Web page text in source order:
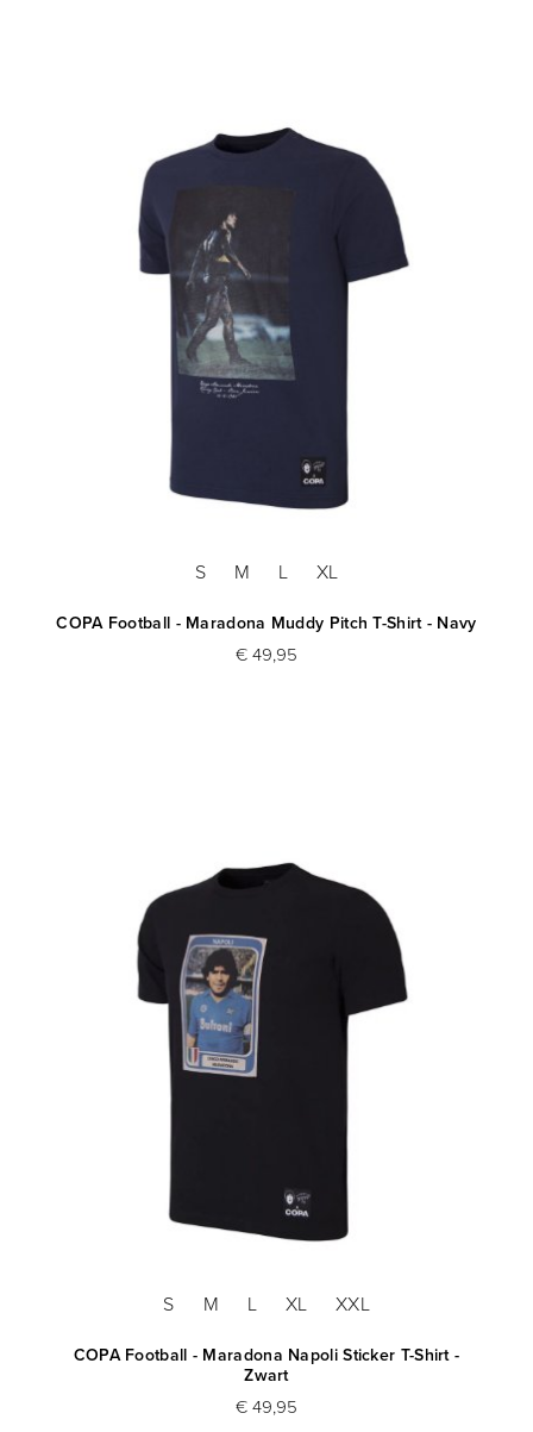
S M L XL
COPA Football - Maradona Muddy Pitch T-Shirt - Navy
€ 49,95
S M L XL XXL
COPA Football - Maradona Napoli Sticker T-Shirt -
Zwart
€ 49,95